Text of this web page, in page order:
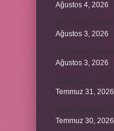
Ağustos 4, 2026
Ağustos 3, 2026
Ağustos 3, 2026
Temmuz 31, 2026
Temmuz 30, 2026